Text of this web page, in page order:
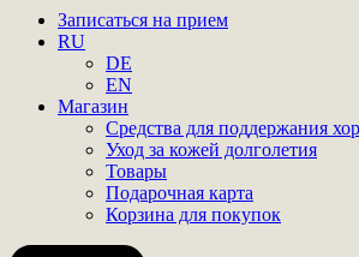
Записаться на прием
RU
DE
EN
Магазин
Средства для поддержания
Уход за кожей долголетия
Товары
Подарочная карта
Корзина для покупок